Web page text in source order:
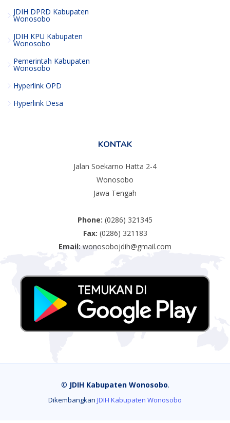
JDIH DPRD Kabupaten
Wonosobo
JDIH KPU Kabupaten
Wonosobo
Pemerintah Kabupaten
Wonosobo
Hyperlink OPD
Hyperlink Desa
KONTAK
Jalan Soekarno Hatta 2-4
Wonosobo
Jawa Tengah
Phone: (0286) 321345
Fax: (0286) 321183
Email: wonosobojdih@gmail.com
© JDIH Kabupaten Wonosobo.
Dikembangkan JDIH Kabupaten Wonosobo